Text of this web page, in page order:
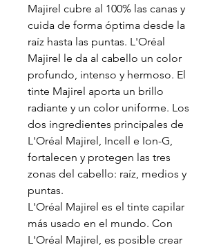
Majirel cubre al 100% las canas y
cuida de forma óptima desde la
raíz hasta las puntas. L'Oréal
Majirel le da al cabello un color
profundo, intenso y hermoso. El
tinte Majirel aporta un brillo
radiante y un color uniforme. Los
dos ingredientes principales de
L'Oréal Majirel, Incell e Ion-G,
fortalecen y protegen las tres
zonas del cabello: raíz, medios y
puntas.
L'Oréal Majirel es el tinte capilar
más usado en el mundo. Con
L'Oréal Majirel, es posible crear